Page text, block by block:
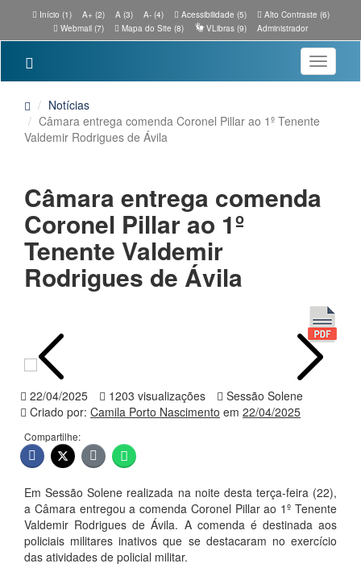
Início (1) A+ (2) A (3) A- (4) Acessibilidade (5)
Alto Contraste (6)
Webmail (7)
Mapa do Site (8) VLibras (9) Administrador
Toggle
Notícias
Câmara entrega comenda Coronel Pillar ao 1º Tenente
Valdemir Rodrigues de Ávila
Câmara entrega comenda
Coronel Pillar ao 1º
Tenente Valdemir
Rodrigues de Ávila
22/04/2025 1203 visualizações
Sessão Solene
Criado por: Camila Porto Nascimento em 22/04/2025
Compartilhe:
Em Sessão Solene realizada na noite desta terça-feira (22),
a Câmara entregou a comenda Coronel Pillar ao 1º Tenente
Valdemir Rodrigues de Ávila. A comenda é destinada aos
policiais militares inativos que se destacaram no exercício
das atividades de policial militar.